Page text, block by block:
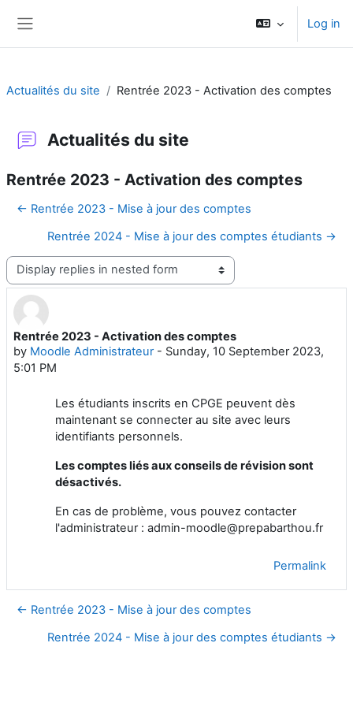
Log in
Actualités du site Rentrée 2023 - Activation des comptes
Actualités du site
Rentrée 2023 - Activation des comptes
← Rentrée 2023 - Mise à jour des comptes
Rentrée 2024 - Mise à jour des comptes étudiants →
Display mode
Rentrée 2023 - Activation des comptes
by Moodle Administrateur- Sunday, 10 September 2023,
5:01 PM
Number of replies: 0
Les étudiants inscrits en CPGE peuvent dès
maintenant se connecter au site avec leurs
identifiants personnels.
Les comptes liés aux conseils de révision sont
désactivés.
En cas de problème, vous pouvez contacter
l'administrateur : admin-moodle@prepabarthou.fr
Permalink
← Rentrée 2023 - Mise à jour des comptes
Rentrée 2024 - Mise à jour des comptes étudiants →